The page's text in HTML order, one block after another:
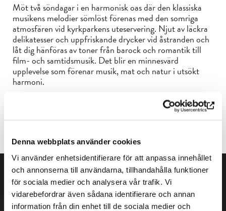
Denna webbplats använder cookies
Vi använder enhetsidentifierare för att anpassa innehållet
och annonserna till användarna, tillhandahålla funktioner
för sociala medier och analysera vår trafik. Vi
vidarebefordrar även sådana identifierare och annan
information från din enhet till de sociala medier och
Möt två söndagar i en harmonisk oas där den klassiska
musikens melodier sömlöst förenas med den somriga
atmosfären vid kyrkparkens uteservering. Njut av läckra
delikatesser och uppfriskande drycker vid åstranden och
låt dig hänföras av toner från barock och romantik till
film- och samtidsmusik. Det blir en minnesvärd
upplevelse som förenar musik, mat och natur i utsökt
harmoni.